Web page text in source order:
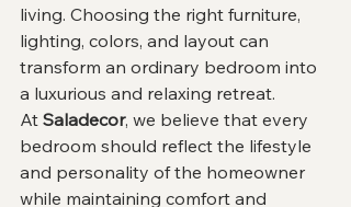
living. Choosing the right furniture,
lighting, colors, and layout can
transform an ordinary bedroom into
a luxurious and relaxing retreat.
At Saladecor, we believe that every
bedroom should reflect the lifestyle
and personality of the homeowner
while maintaining comfort and